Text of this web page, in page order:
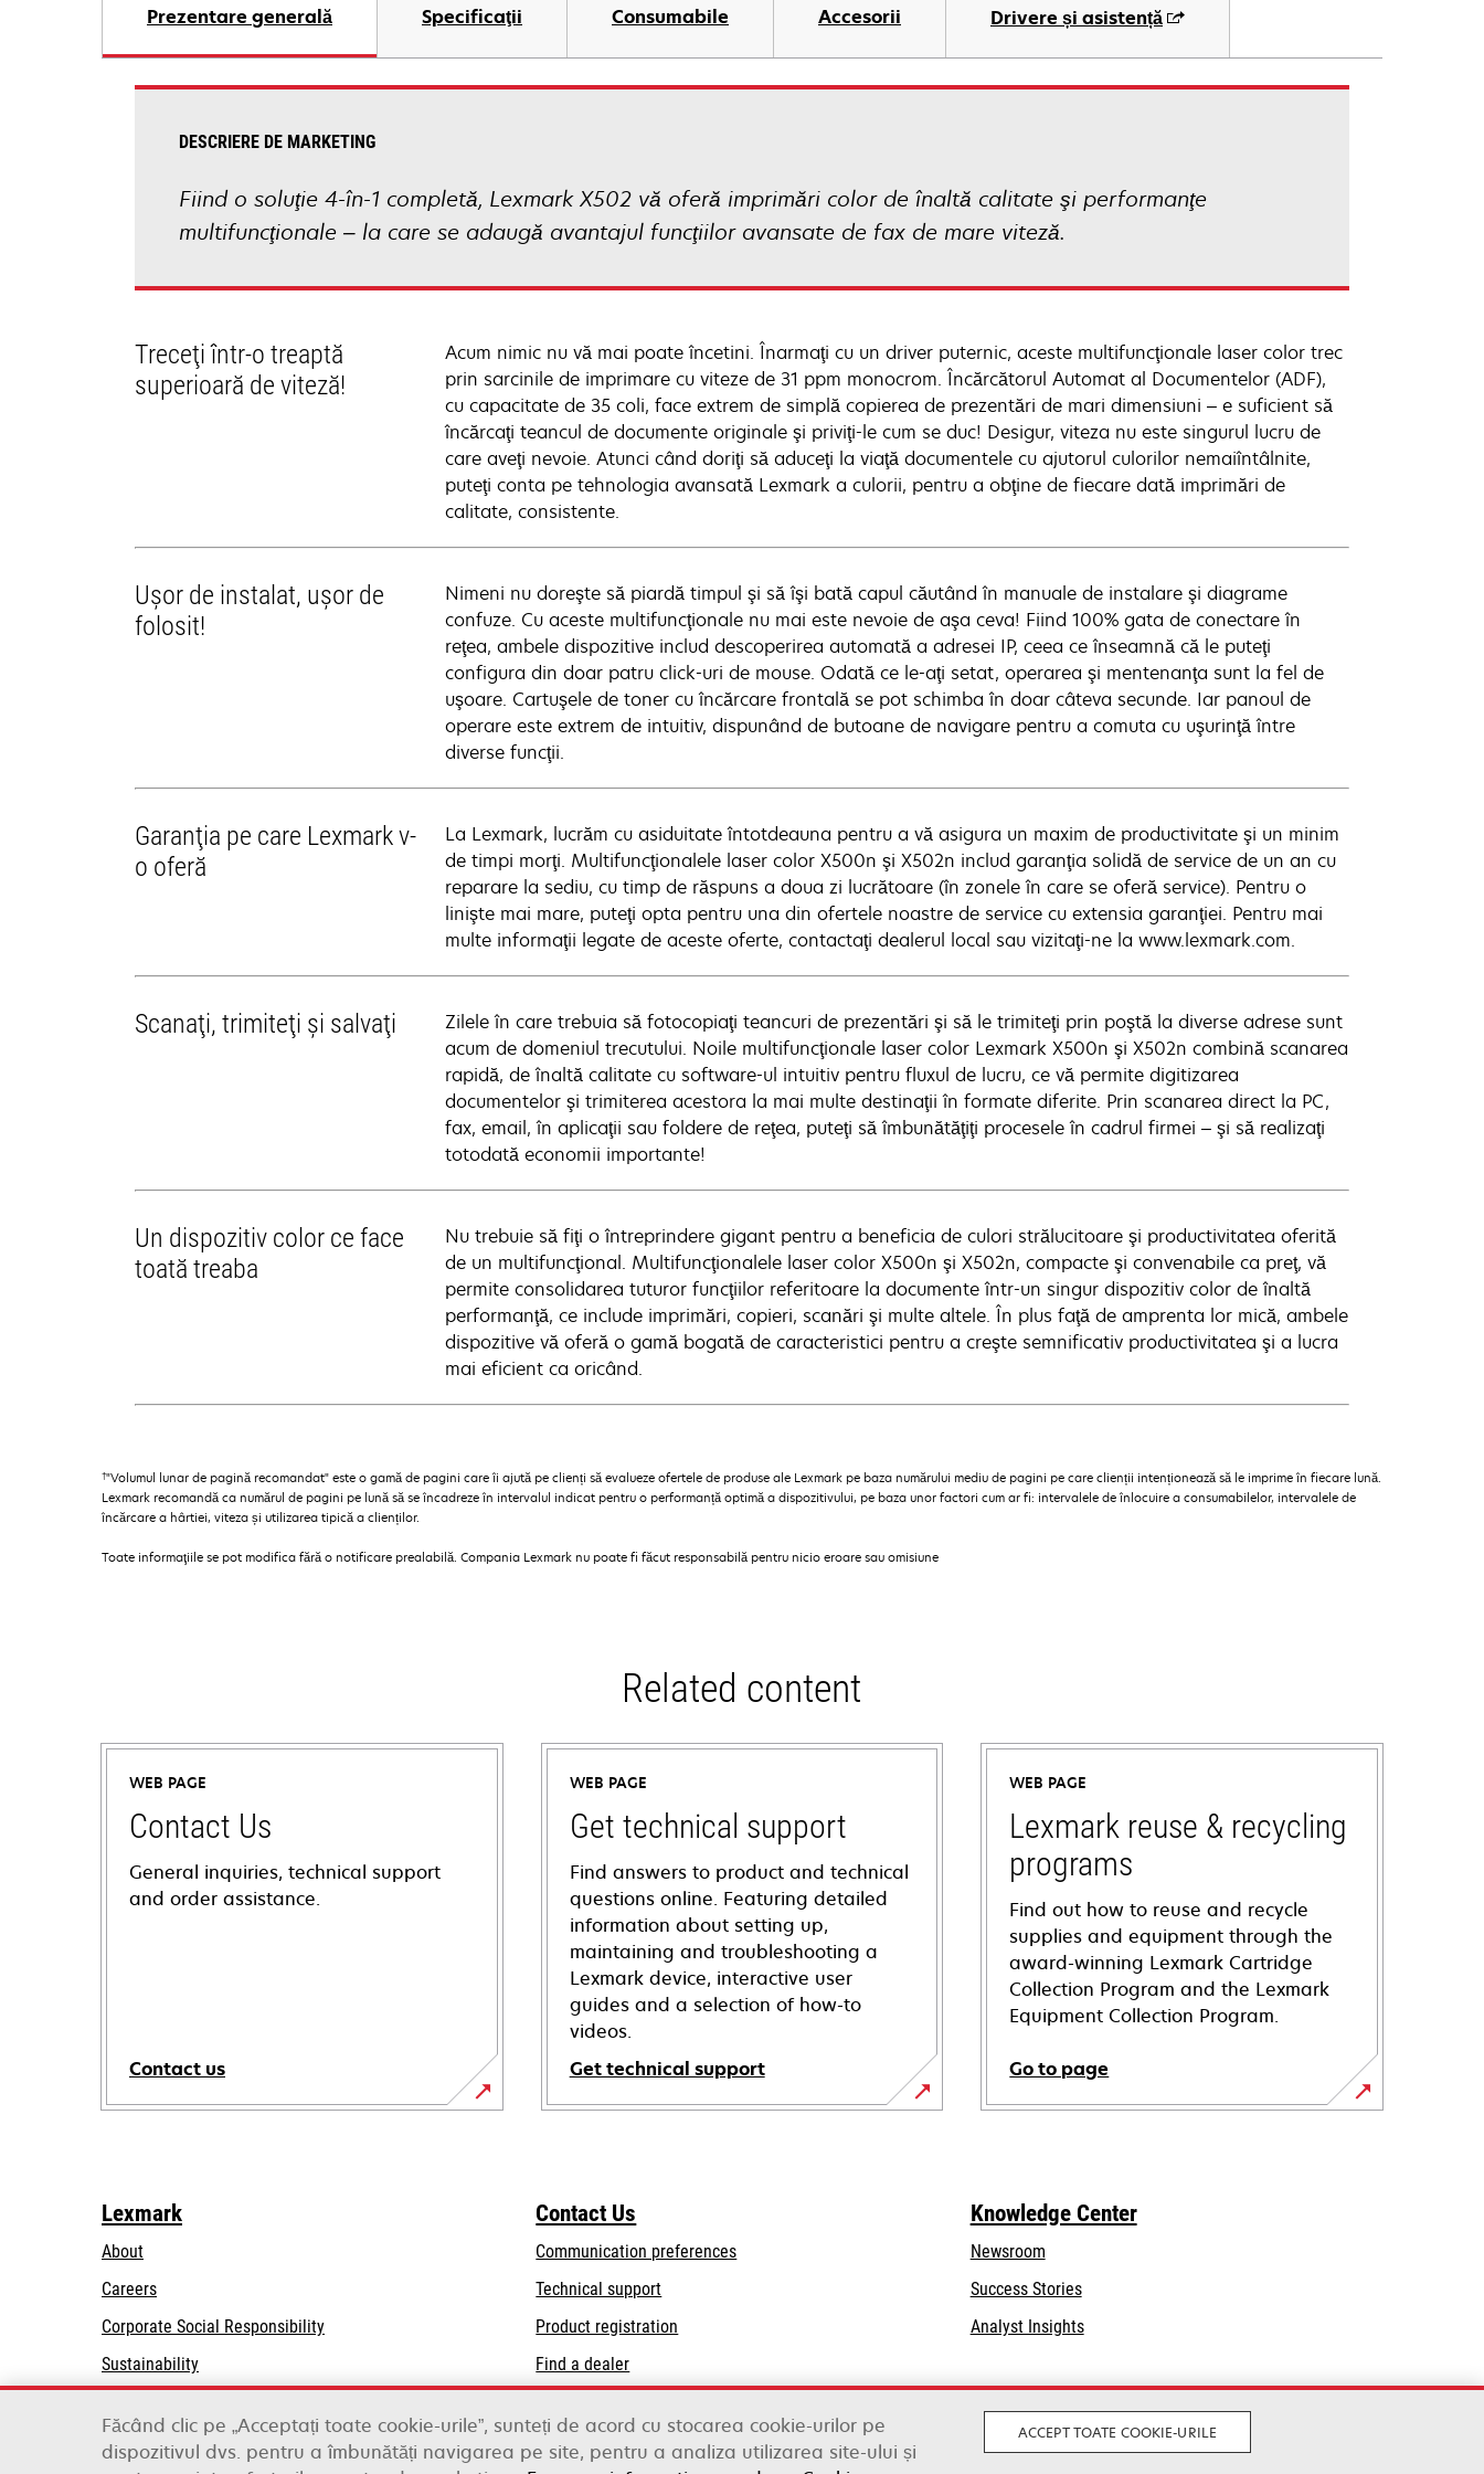
Prezentare generală Specificaţii Consumabile Accesorii Drivere și asistență
DESCRIERE DE MARKETING
Fiind o soluţie 4-în-1 completă, Lexmark X502 vă oferă imprimări color de înaltă calitate şi performanţe
multifuncţionale – la care se adaugă avantajul funcţiilor avansate de fax de mare viteză.
Treceţi într-o treaptă
superioară de viteză!
Acum nimic nu vă mai poate încetini. Înarmaţi cu un driver puternic, aceste multifuncţionale laser color trec
prin sarcinile de imprimare cu viteze de 31 ppm monocrom. Încărcătorul Automat al Documentelor (ADF),
cu capacitate de 35 coli, face extrem de simplă copierea de prezentări de mari dimensiuni – e suficient să
încărcaţi teancul de documente originale şi priviţi-le cum se duc! Desigur, viteza nu este singurul lucru de
care aveţi nevoie. Atunci când doriţi să aduceţi la viaţă documentele cu ajutorul culorilor nemaiîntâlnite,
puteţi conta pe tehnologia avansată Lexmark a culorii, pentru a obţine de fiecare dată imprimări de
calitate, consistente.
Uşor de instalat, uşor de
folosit!
Nimeni nu doreşte să piardă timpul şi să îşi bată capul căutând în manuale de instalare şi diagrame
confuze. Cu aceste multifuncţionale nu mai este nevoie de aşa ceva! Fiind 100% gata de conectare în
reţea, ambele dispozitive includ descoperirea automată a adresei IP, ceea ce înseamnă că le puteţi
configura din doar patru click-uri de mouse. Odată ce le-aţi setat, operarea şi mentenanţa sunt la fel de
uşoare. Cartuşele de toner cu încărcare frontală se pot schimba în doar câteva secunde. Iar panoul de
operare este extrem de intuitiv, dispunând de butoane de navigare pentru a comuta cu uşurinţă între
diverse funcţii.
Garanţia pe care Lexmark v-
o oferă
La Lexmark, lucrăm cu asiduitate întotdeauna pentru a vă asigura un maxim de productivitate şi un minim
de timpi morţi. Multifuncţionalele laser color X500n şi X502n includ garanţia solidă de service de un an cu
reparare la sediu, cu timp de răspuns a doua zi lucrătoare (în zonele în care se oferă service). Pentru o
linişte mai mare, puteţi opta pentru una din ofertele noastre de service cu extensia garanţiei. Pentru mai
multe informaţii legate de aceste oferte, contactaţi dealerul local sau vizitaţi-ne la www.lexmark.com.
Scanaţi, trimiteţi şi salvaţi
Zilele în care trebuia să fotocopiaţi teancuri de prezentări şi să le trimiteţi prin poştă la diverse adrese sunt
acum de domeniul trecutului. Noile multifuncţionale laser color Lexmark X500n şi X502n combină scanarea
rapidă, de înaltă calitate cu software-ul intuitiv pentru fluxul de lucru, ce vă permite digitizarea
documentelor şi trimiterea acestora la mai multe destinaţii în formate diferite. Prin scanarea direct la PC,
fax, email, în aplicaţii sau foldere de reţea, puteţi să îmbunătăţiţi procesele în cadrul firmei – şi să realizaţi
totodată economii importante!
Un dispozitiv color ce face
toată treaba
Nu trebuie să fiţi o întreprindere gigant pentru a beneficia de culori strălucitoare şi productivitatea oferită
de un multifuncţional. Multifuncţionalele laser color X500n şi X502n, compacte şi convenabile ca preţ, vă
permite consolidarea tuturor funcţiilor referitoare la documente într-un singur dispozitiv color de înaltă
performanţă, ce include imprimări, copieri, scanări şi multe altele. În plus faţă de amprenta lor mică, ambele
dispozitive vă oferă o gamă bogată de caracteristici pentru a creşte semnificativ productivitatea şi a lucra
mai eficient ca oricând.
†"Volumul lunar de pagină recomandat" este o gamă de pagini care îi ajută pe clienți să evalueze ofertele de produse ale Lexmark pe baza numărului mediu de pagini pe care clienții intenționează să le imprime în fiecare lună.
Lexmark recomandă ca numărul de pagini pe lună să se încadreze în intervalul indicat pentru o performanță optimă a dispozitivului, pe baza unor factori cum ar fi: intervalele de înlocuire a consumabilelor, intervalele de
încărcare a hârtiei, viteza și utilizarea tipică a clienților.
Toate informaţiile se pot modifica fără o notificare prealabilă. Compania Lexmark nu poate fi făcut responsabilă pentru nicio eroare sau omisiune
Related content
WEB PAGE
Contact Us
General inquiries, technical support
and order assistance.
Contact us
WEB PAGE
Get technical support
Find answers to product and technical
questions online. Featuring detailed
information about setting up,
maintaining and troubleshooting a
Lexmark device, interactive user
guides and a selection of how-to
videos.
Get technical support
opens
tab
WEB PAGE
Lexmark reuse & recycling
programs
Find out how to reuse and recycle
supplies and equipment through the
award-winning Lexmark Cartridge
Collection Program and the Lexmark
Equipment Collection Program.
Go to page
Lexmark
About
Careers
Corporate Social Responsibilityopens
tab
Sustainability
Contact Us
Communication preferences
Technical supportopens
a
tab
Product registration
Find a dealer
Knowledge Center
Newsroom
Success Stories
Analyst Insights
Lexmark International, Inc., a Xerox Company
Făcând clic pe „Acceptați toate cookie-urile”, sunteți de acord cu stocarea cookie-urilor pe
dispozitivul dvs. pentru a îmbunătăți navigarea pe site, pentru a analiza utilizarea site-ului și
ACCEPT TOATE COOKIE-URILE